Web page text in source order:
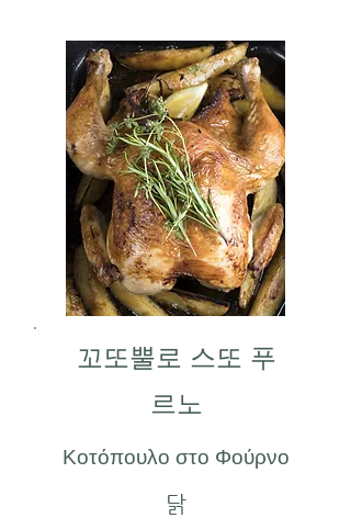
꼬또뿔로 스또 푸
르노
Κοτόπουλο στο Φούρνο
닭